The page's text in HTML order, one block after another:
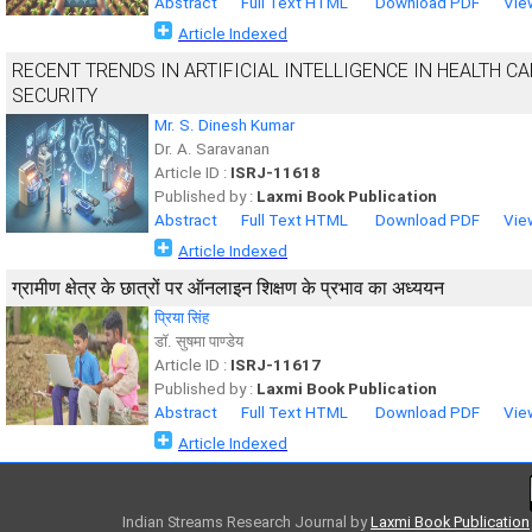
Article Indexed
RECENT TRENDS IN ARTIFICIAL INTELLIGENCE IN HEALTH
SECURITY
Mr. S. Dinesh Kumar
Dr. A. Saravanan
Article ID : ISRJ-11618
Published by : Laxmi Book Publication
Abstract
Full Text HTML Download PDF
Article Indexed
ग्रामीण क्षेत्र के छात्रों पर ऑनलाइन शिक्षण के प्रभाव का अध्ययन
प्रिया सिंह
डाॅ. सुषमा पाण्डेय
Article ID : ISRJ-11617
Published by : Laxmi Book Publication
Abstract
Full Text HTML Download PDF
Article Indexed
Indian Streams Research Journal byLaxmi Book Publication